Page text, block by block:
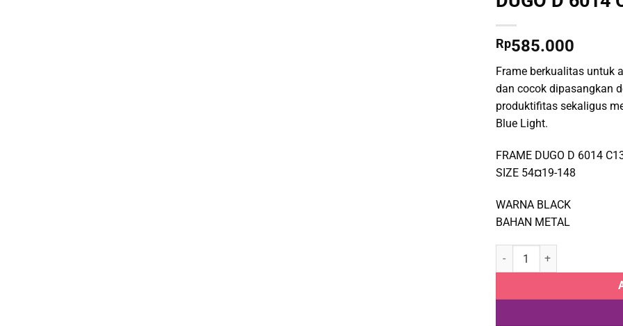
Rp585.000
Frame berkualitas untuk
dan cocok dipasangkan
produktifitas sekaligus
Blue Light.
FRAME DUGO D 6014
SIZE 54¤19-148
WARNA BLACK
BAHAN METAL
DUGO D 6014 C13 quantity